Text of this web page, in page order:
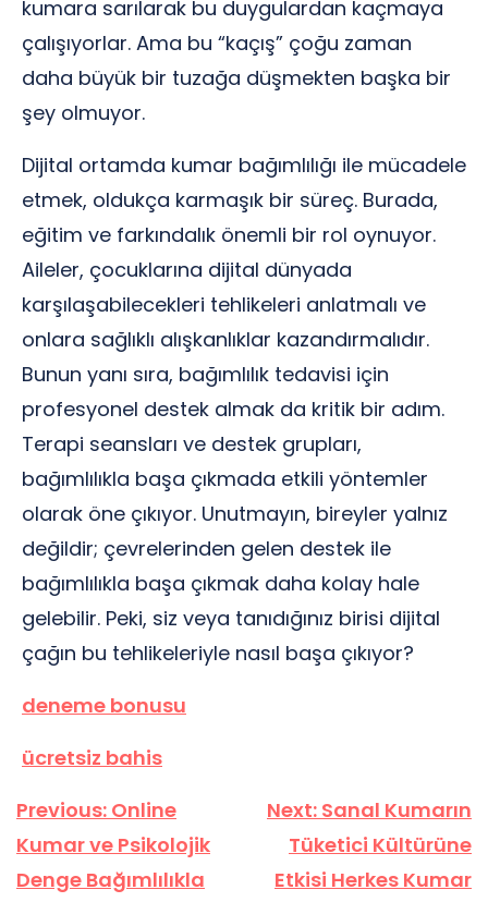
kumara sarılarak bu duygulardan kaçmaya
çalışıyorlar. Ama bu “kaçış” çoğu zaman
daha büyük bir tuzağa düşmekten başka bir
şey olmuyor.
Dijital ortamda kumar bağımlılığı ile mücadele
etmek, oldukça karmaşık bir süreç. Burada,
eğitim ve farkındalık önemli bir rol oynuyor.
Aileler, çocuklarına dijital dünyada
karşılaşabilecekleri tehlikeleri anlatmalı ve
onlara sağlıklı alışkanlıklar kazandırmalıdır.
Bunun yanı sıra, bağımlılık tedavisi için
profesyonel destek almak da kritik bir adım.
Terapi seansları ve destek grupları,
bağımlılıkla başa çıkmada etkili yöntemler
olarak öne çıkıyor. Unutmayın, bireyler yalnız
değildir; çevrelerinden gelen destek ile
bağımlılıkla başa çıkmak daha kolay hale
gelebilir. Peki, siz veya tanıdığınız birisi dijital
çağın bu tehlikeleriyle nasıl başa çıkıyor?
deneme bonusu
ücretsiz bahis
Yazı
gezinmesi
Previous: Online
Kumar ve Psikolojik
Denge Bağımlılıkla
Next: Sanal Kumarın
Tüketici Kültürüne
Etkisi Herkes Kumar